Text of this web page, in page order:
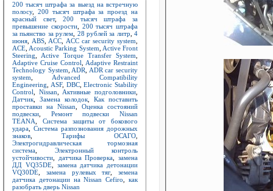
200 тысяч штрафа за выезд на встречную
полосу, 200 тысяч штрафа за проезд на
красный свет,200 тысяч штрафа за
превышение скорости, 200 тысяч штрафа
за пьянство за рулем 28 рублей за литр 4
июня
ABS ACC ACC car security system
ACE Acoustic Parking System Active Front
Steering
Active Torque Transfer System
Adaptive Cruise Control
Adaptive Restraint
Technology System ADR
ADR car security
system
Advanced Compatibility
Engineering
ASF, DBC,Electronic Stability
Control
Nissan Активные подголовники
Датчик
Замена колодок
Как поставить
проставки на Nissan
Оценка состояний
подвески
Ремонт подвески Nissan
TEANA
Система защиты от бокового
удара
Система разпознования дорожных
знаков
Тарифы ОСАГО
Электрогидравлическая тормозная
система
Электронный контроль
устойчивости
датчика Проверка ,замена
ДД VQ35DE, замена датчика детонации
VQ30DE
замена рулевых тяг, земена
датчика детонации на Nissan Cefiro
,как
разобрать дверь Nissan